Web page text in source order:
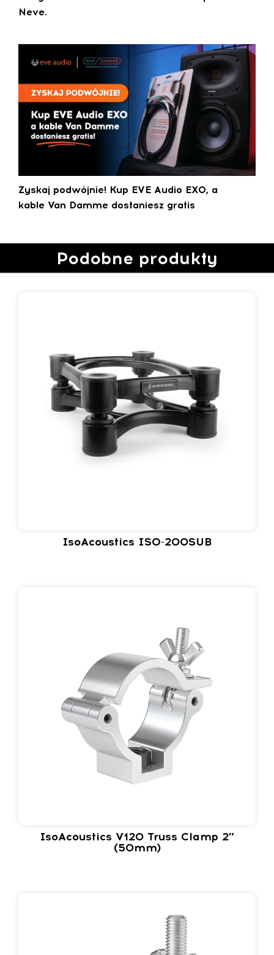
Neve.
Zyskaj podwójnie! Kup EVE Audio EXO, a
kable Van Damme dostaniesz gratis
Podobne produkty
IsoAcoustics ISO-200SUB
IsoAcoustics V120 Truss Clamp 2″
(50mm)